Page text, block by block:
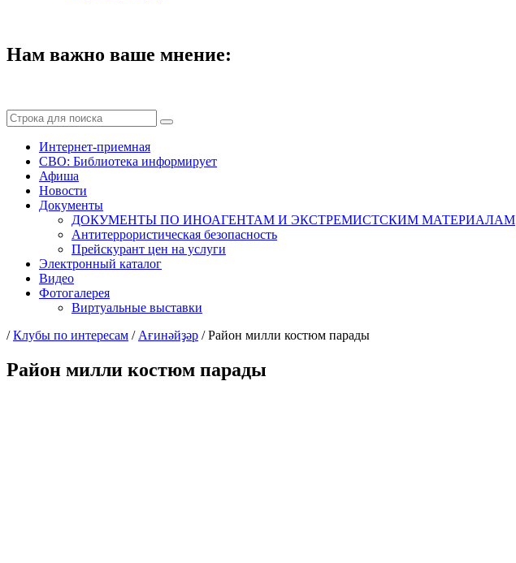
Нам важно ваше мнение:
Интернет-приемная
СВО: Библиотека информирует
Афиша
Новости
Документы
ДОКУМЕНТЫ ПО ИНОАГЕНТАМ И ЭКСТРЕМИСТСКИМ МАТЕРИАЛАМ
Антитеррористическая безопасность
Прейскурант цен на услуги
Электронный каталог
Видео
Фотогалерея
Виртуальные выставки
/Клубы по интересам / Ағинәйҙәр /Район милли костюм парады
Район милли костюм парады